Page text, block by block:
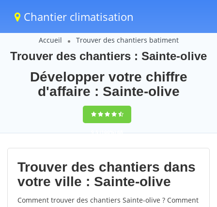
Chantier climatisation
Accueil Trouver des chantiers batiment
Trouver des chantiers : Sainte-olive
Développer votre chiffre
d'affaire : Sainte-olive
9,5(100%)68
votes
Trouver des chantiers dans
votre ville : Sainte-olive
Comment trouver des chantiers Sainte-olive ? Comment